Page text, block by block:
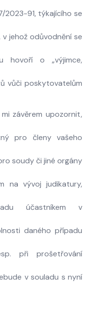
2023-91, týkajícího se
jehož odůvodnění se
hovoří o „výjimce,
vůči poskytovatelům
závěrem upozornit,
pro členy vašeho
soudy či jiné orgány
na vývoj judikatury,
účastníkem v
daného případu
při prošetřování
v souladu s nyní